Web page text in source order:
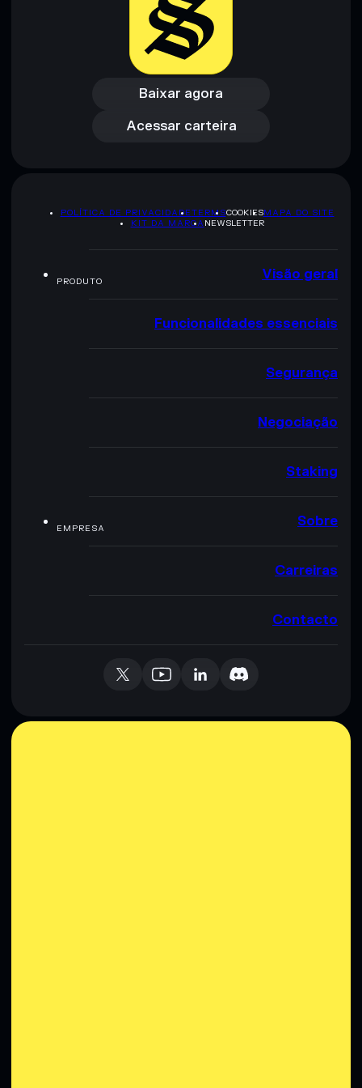
Baixar agora
Baixar agora
Acessar carteira
Acessar carteira
POLÍTICA DE PRIVACIDADETERMSCOOKIESMAPA DO SITE
KIT DA MARCA NEWSLETTER
PRODUTO Visão geral
Funcionalidades essenciais
Segurança
Negociação
Staking
EMPRESA Sobre
Carreiras
Contacto